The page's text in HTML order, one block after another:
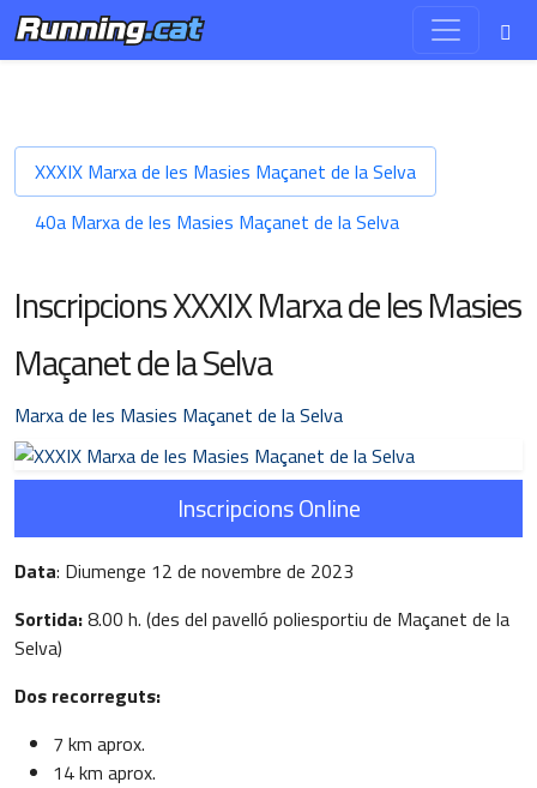
XXXIX Marxa de les Masies Maçanet de la Selva
40a Marxa de les Masies Maçanet de la Selva
Inscripcions XXXIX Marxa de les Masies
Maçanet de la Selva
Marxa de les Masies Maçanet de la Selva
Inscripcions Online
Data: Diumenge 12 de novembre de 2023
Sortida:8.00 h. (des del pavelló poliesportiu de Maçanet de la
Selva)
Dos recorreguts:
7 km aprox.
14 km aprox.